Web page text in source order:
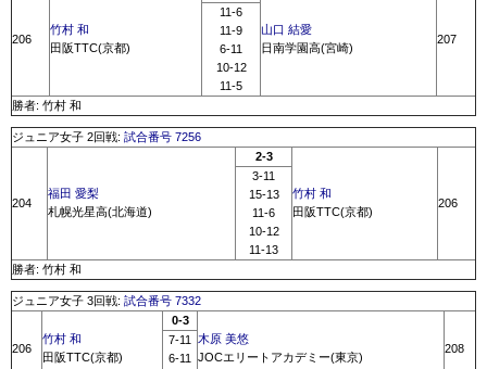
206
竹村 和
田阪TTC(京都)
山口 結愛
日南学園高(宮崎)
207
11-6
11-9
6-11
10-12
11-5
勝者: 竹村 和
ジュニア女子 2回戦: 試合番号 7256
204
福田 愛梨
札幌光星高(北海道)
2-3
竹村 和
田阪TTC(京都)
206
3-11
15-13
11-6
10-12
11-13
勝者: 竹村 和
ジュニア女子 3回戦: 試合番号 7332
206
竹村 和
田阪TTC(京都)
0-3
木原 美悠
JOCエリートアカデミー(東京)
208
7-11
6-11